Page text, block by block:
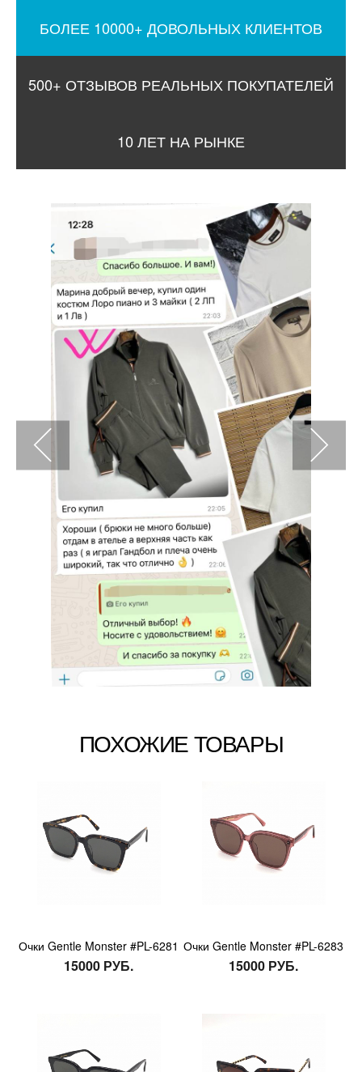
БОЛЕЕ 10000+ ДОВОЛЬНЫХ КЛИЕНТОВ
500+ ОТЗЫВОВ РЕАЛЬНЫХ ПОКУПАТЕЛЕЙ
10 ЛЕТ НА РЫНКЕ
ПОХОЖИЕ ТОВАРЫ
Очки Gentle Monster #PL-6281
15000 РУБ.
Очки Gentle Monster #PL-6283
15000 РУБ.